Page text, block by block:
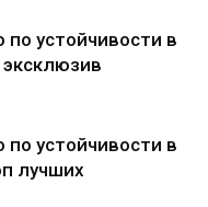
по устойчивости в
по устойчивости в
лучших